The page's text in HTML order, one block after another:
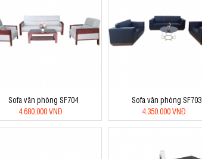
Sofa văn phòng SF704
4.680.000 VNĐ
Sofa văn phòng SF703
4.350.000 VNĐ